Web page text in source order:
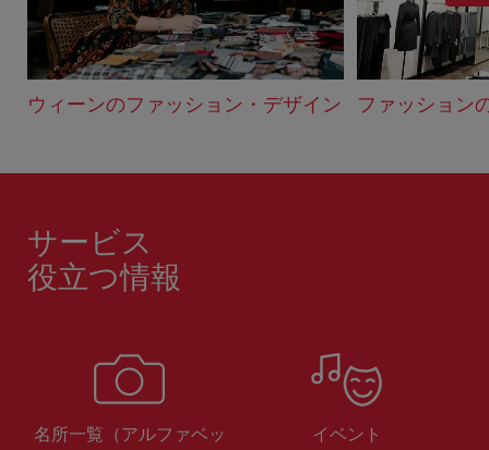
ウィーンのファッション・デザイン ファッション
む
サービス
役立つ情報
名所一覧（アルファベッ
イベント